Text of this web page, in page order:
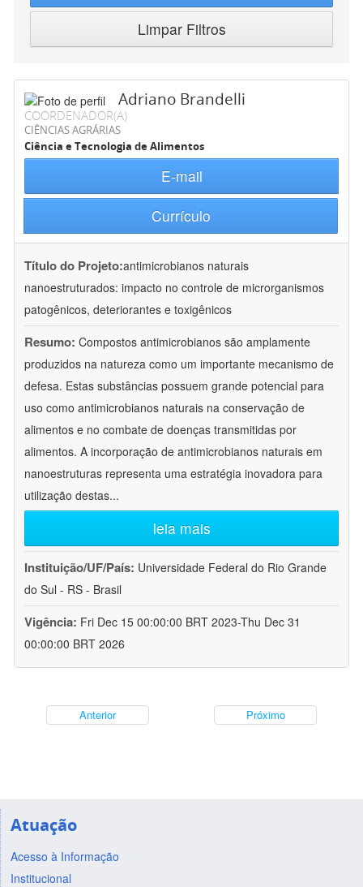
Limpar Filtros
Adriano Brandelli
COORDENADOR(A)
CIÊNCIAS AGRÁRIAS
Ciência e Tecnologia de Alimentos
E-mail
Currículo
Título do Projeto:antimicrobianos naturais
nanoestruturados: impacto no controle de microrganismos
patogênicos, deteriorantes e toxigênicos
Resumo: Compostos antimicrobianos são amplamente
produzidos na natureza como um importante mecanismo de
defesa. Estas substâncias possuem grande potencial para
uso como antimicrobianos naturais na conservação de
alimentos e no combate de doenças transmitidas por
alimentos. A incorporação de antimicrobianos naturais em
nanoestruturas representa uma estratégia inovadora para
utilização destas...
leia mais
Instituição/UF/País: Universidade Federal do Rio Grande
do Sul - RS - Brasil
Vigência: Fri Dec 15 00:00:00 BRT 2023-Thu Dec 31
00:00:00 BRT 2026
Anterior Próximo
Atuação
Acesso à Informação
Institucional